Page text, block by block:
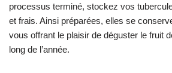
processus terminé, stockez vos
et frais. Ainsi préparées, elles se
vous offrant le plaisir de déguster le fruit
long de l’année.